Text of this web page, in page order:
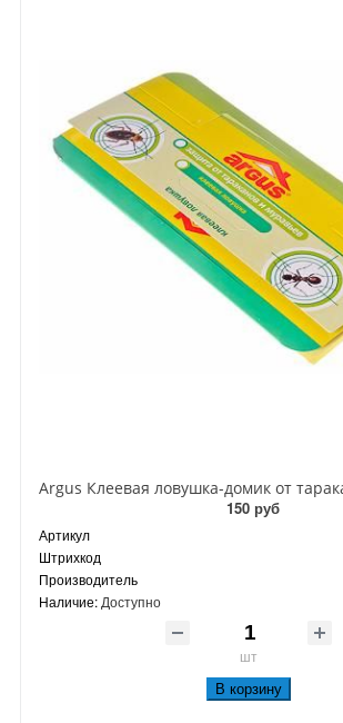
150 руб
Артикул
Штрихкод
Производитель
Наличие: Доступно
шт
В корзину